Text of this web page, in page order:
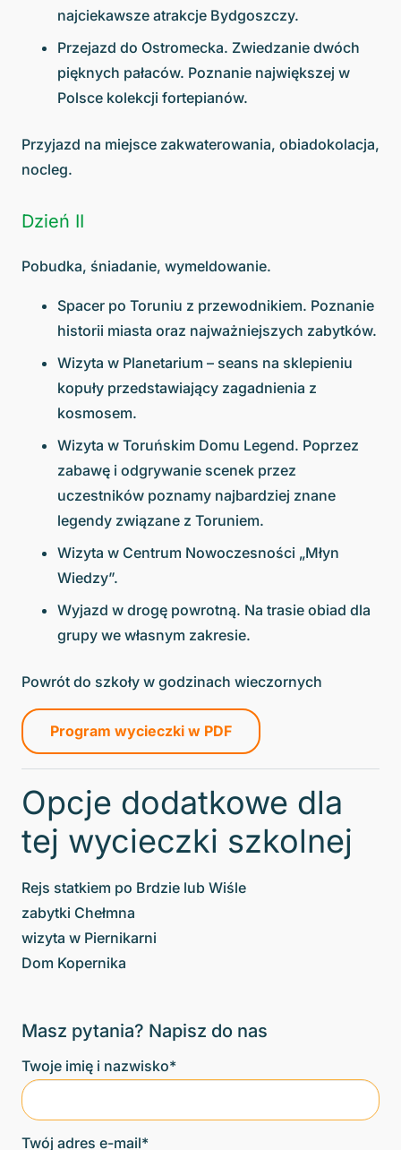
najciekawsze atrakcje Bydgoszczy.
Przejazd do Ostromecka. Zwiedzanie dwóch
pięknych pałaców. Poznanie największej w
Polsce kolekcji fortepianów.
Przyjazd na miejsce zakwaterowania, obiadokolacja,
nocleg.
Dzień II
Pobudka, śniadanie, wymeldowanie.
Spacer po Toruniu z przewodnikiem. Poznanie
historii miasta oraz najważniejszych zabytków.
Wizyta w Planetarium – seans na sklepieniu
kopuły przedstawiający zagadnienia z
kosmosem.
Wizyta w Toruńskim Domu Legend. Poprzez
zabawę i odgrywanie scenek przez
uczestników poznamy najbardziej znane
legendy związane z Toruniem.
Wizyta w Centrum Nowoczesności „Młyn
Wiedzy”.
Wyjazd w drogę powrotną. Na trasie obiad dla
grupy we własnym zakresie.
Powrót do szkoły w godzinach wieczornych
Program wycieczki w PDF
Opcje dodatkowe dla
tej wycieczki szkolnej
Rejs statkiem po Brdzie lub Wiśle
zabytki Chełmna
wizyta w Piernikarni
Dom Kopernika
Masz pytania? Napisz do nas
Twoje imię i nazwisko*
Twój adres e-mail*